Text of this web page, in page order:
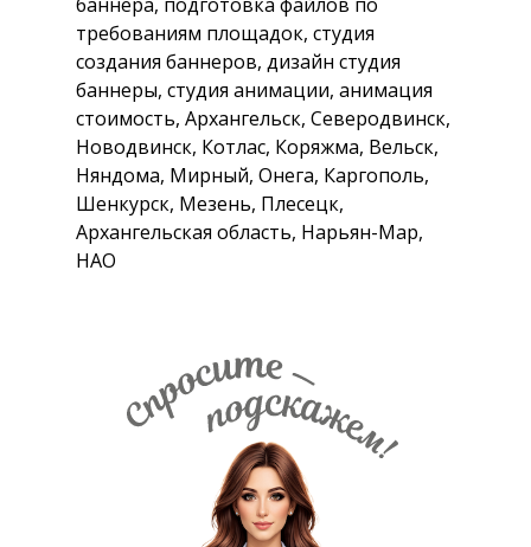
требованиям площадок, студия
создания баннеров, дизайн студия
баннеры, студия анимации, анимация
стоимость, Архангельск, Северодвинск,
Новодвинск, Котлас, Коряжма, Вельск,
Няндома, Мирный, Онега, Каргополь,
Шенкурск, Мезень, Плесецк,
Архангельская область, Нарьян-Мар,
НАО